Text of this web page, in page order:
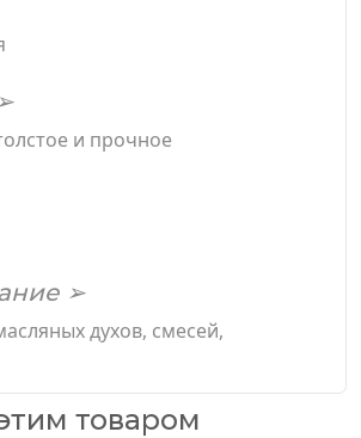
и прочное
➢
духов, смесей,
товаром